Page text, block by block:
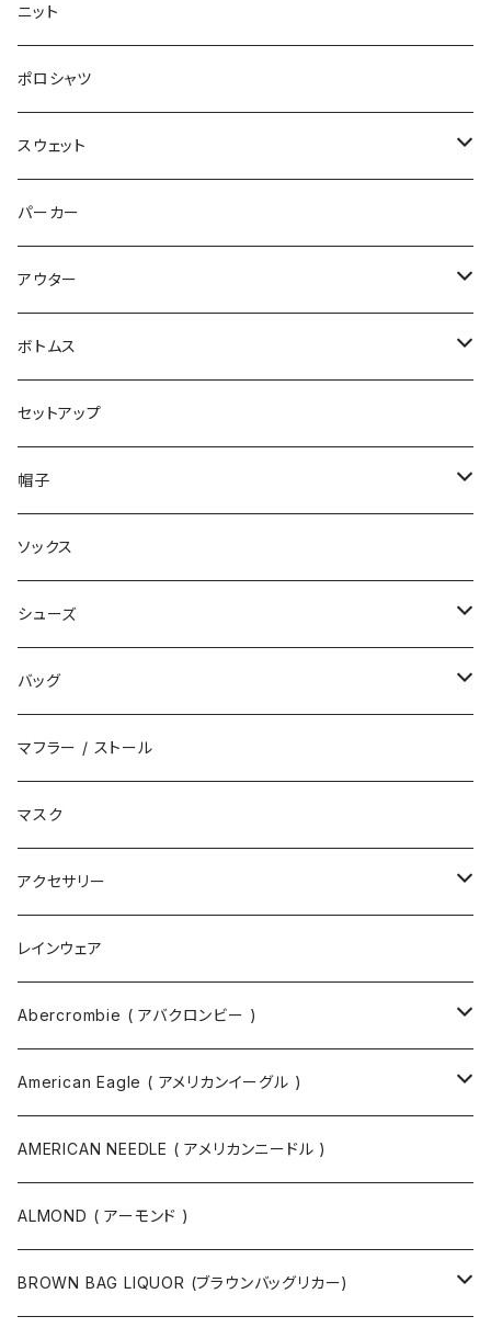
ロングTシャツ
タンクトップ
ニット
ポロシャツ
スウェット
トップス
パンツ
パーカー
アウター
ジャケット
コート
ダウン
ベスト
ボトムス
ロングパンツ
ハーフパンツ
デニムパンツ
セットアップ
帽子
ニット帽 / ビーニー
キャップ
ハット
ソックス
シューズ
スニーカー
サンダル
ブーツ
バッグ
エコバッグ / マーケットバッグ
ショルダーバッグ
トートバッグ
ボディバッグ
バックパック
ツールバッグ
ボディバッグ・ヒップバッグ
ボストンバッグ / 旅行バッグ
ポーチ
マフラー / ストール
マスク
アクセサリー
ネックレス
指輪
バングル
サングラス
マスク
ベルト
レインウェア
Abercrombie ( アバクロンビー )
スウェット
カットソー
ニット
ジャケット・ブルゾン
American Eagle ( アメリカンイーグル )
ニット
スウェット
カットソー
AMERICAN NEEDLE ( アメリカンニードル )
ALMOND ( アーモンド )
BROWN BAG LIQUOR (ブラウンバッグリカー)